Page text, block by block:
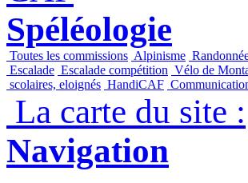
Spéléologie
Toutes les commissions Alpinisme
Escalade Escalade compétition Vélo de
scolaires, eloignés HandiCAF
La carte du site :
Navigation